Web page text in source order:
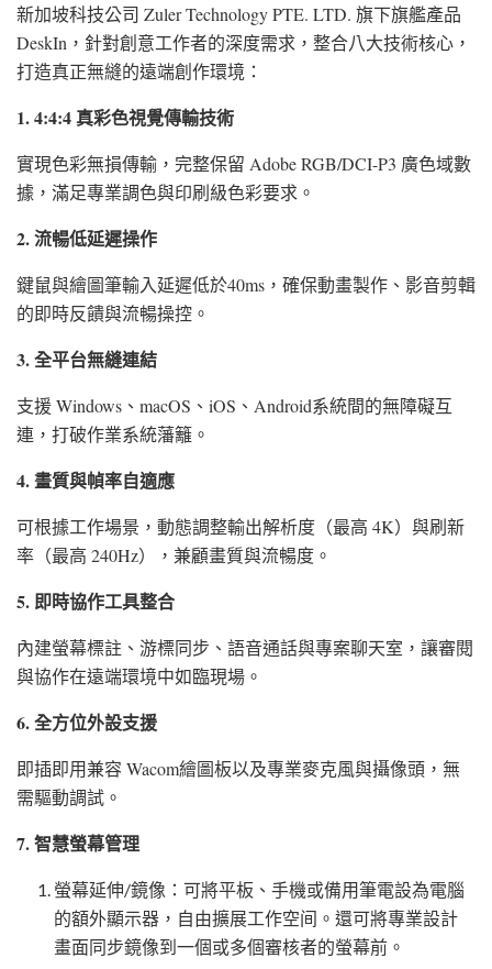
新加坡科技公司 Zuler Technology PTE. LTD. 旗下旗艦產品
DeskIn，針對創意工作者的深度需求，整合八大技術核心，
打造真正無縫的遠端創作環境：
1. 4:4:4 真彩色視覺傳輸技術
實現色彩無損傳輸，完整保留 Adobe RGB/DCI-P3 廣色域數
據，滿足專業調色與印刷級色彩要求。
2. 流暢低延遲操作
鍵鼠與繪圖筆輸入延遲低於40ms，確保動畫製作、影音剪輯
的即時反饋與流暢操控。
3. 全平台無縫連結
支援 Windows、macOS、iOS、Android系統間的無障礙互
連，打破作業系統藩籬。
4. 畫質與幀率自適應
可根據工作場景，動態調整輸出解析度（最高 4K）與刷新
率（最高 240Hz），兼顧畫質與流暢度。
5. 即時協作工具整合
內建螢幕標註、游標同步、語音通話與專案聊天室，讓審閱
與協作在遠端環境中如臨現場。
6. 全方位外設支援
即插即用兼容 Wacom繪圖板以及專業麥克風與攝像頭，無
需驅動調試。
7. 智慧螢幕管理
螢幕延伸/鏡像：可將平板、手機或備用筆電設為電腦
的額外顯示器，自由擴展工作空间。還可將專業設計
畫面同步鏡像到一個或多個審核者的螢幕前。